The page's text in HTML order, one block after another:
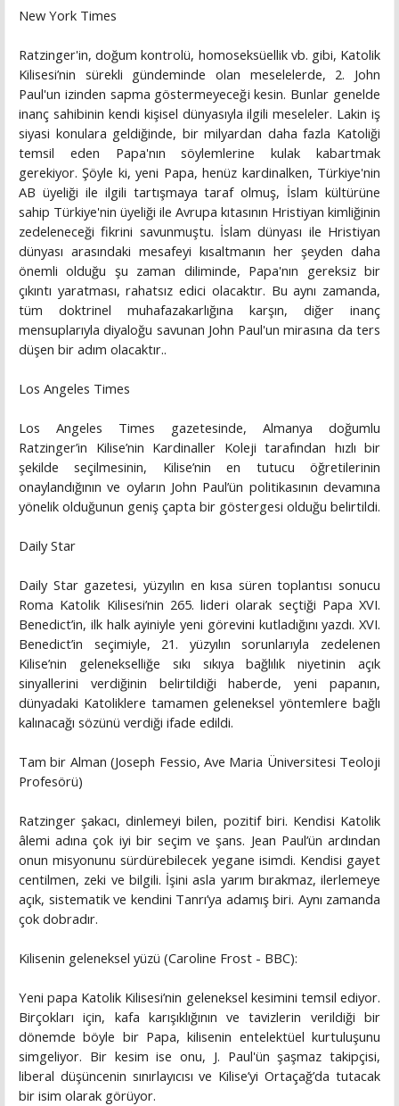
New York Times
Ratzinger'in, doğum kontrolü, homoseksüellik vb. gibi, Katolik
Kilisesi’nin sürekli gündeminde olan meselelerde, 2. John
Paul'un izinden sapma göstermeyeceği kesin. Bunlar genelde
inanç sahibinin kendi kişisel dünyasıyla ilgili meseleler. Lakin iş
siyasi konulara geldiğinde, bir milyardan daha fazla Katoliği
temsil eden Papa'nın söylemlerine kulak kabartmak
gerekiyor. Şöyle ki, yeni Papa, henüz kardinalken, Türkiye'nin
AB üyeliği ile ilgili tartışmaya taraf olmuş, İslam kültürüne
sahip Türkiye'nin üyeliği ile Avrupa kıtasının Hristiyan kimliğinin
zedeleneceği fikrini savunmuştu. İslam dünyası ile Hristiyan
dünyası arasındaki mesafeyi kısaltmanın her şeyden daha
önemli olduğu şu zaman diliminde, Papa'nın gereksiz bir
çıkıntı yaratması, rahatsız edici olacaktır. Bu aynı zamanda,
tüm doktrinel muhafazakarlığına karşın, diğer inanç
mensuplarıyla diyaloğu savunan John Paul'un mirasına da ters
düşen bir adım olacaktır..
Los Angeles Times
Los Angeles Times gazetesinde, Almanya doğumlu
Ratzinger’in Kilise’nin Kardinaller Koleji tarafından hızlı bir
şekilde seçilmesinin, Kilise’nin en tutucu öğretilerinin
onaylandığının ve oyların John Paul’ün politikasının devamına
yönelik olduğunun geniş çapta bir göstergesi olduğu belirtildi.
Daily Star
Daily Star gazetesi, yüzyılın en kısa süren toplantısı sonucu
Roma Katolik Kilisesi’nin 265. lideri olarak seçtiği Papa XVI.
Benedict’in, ilk halk ayiniyle yeni görevini kutladığını yazdı. XVI.
Benedict’in seçimiyle, 21. yüzyılın sorunlarıyla zedelenen
Kilise’nin gelenekselliğe sıkı sıkıya bağlılık niyetinin açık
sinyallerini verdiğinin belirtildiği haberde, yeni papanın,
dünyadaki Katoliklere tamamen geleneksel yöntemlere bağlı
kalınacağı sözünü verdiği ifade edildi.
Tam bir Alman (Joseph Fessio, Ave Maria Üniversitesi Teoloji
Profesörü)
Ratzinger şakacı, dinlemeyi bilen, pozitif biri. Kendisi Katolik
âlemi adına çok iyi bir seçim ve şans. Jean Paul’ün ardından
onun misyonunu sürdürebilecek yegane isimdi. Kendisi gayet
centilmen, zeki ve bilgili. İşini asla yarım bırakmaz, ilerlemeye
açık, sistematik ve kendini Tanrı’ya adamış biri. Aynı zamanda
çok dobradır.
Kilisenin geleneksel yüzü (Caroline Frost - BBC):
Yeni papa Katolik Kilisesi’nin geleneksel kesimini temsil ediyor.
Birçokları için, kafa karışıklığının ve tavizlerin verildiği bir
dönemde böyle bir Papa, kilisenin entelektüel kurtuluşunu
simgeliyor. Bir kesim ise onu, J. Paul'ün şaşmaz takipçisi,
liberal düşüncenin sınırlayıcısı ve Kilise’yi Ortaçağ’da tutacak
bir isim olarak görüyor.